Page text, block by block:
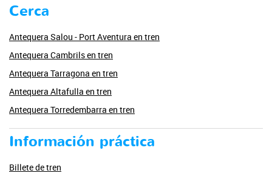
Cerca
Antequera Salou - Port Aventura en tren
Antequera Cambrils en tren
Antequera Tarragona en tren
Antequera Altafulla en tren
Antequera Torredembarra en tren
Información práctica
Billete de tren